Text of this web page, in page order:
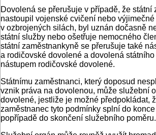
Dovolená se přerušuje v případě, že státní
nastoupil vojenské cvičení nebo
v ozbrojených silách, byl uznán dočasně
státní služby nebo ošetřuje nemocného
státní zaměstnankyně se přerušuje také
a rodičovské dovolené a dovolená
nástupem rodičovské dovolené.
Státnímu zaměstnanci, který doposud
vznik práva na dovolenou, může služební
dovolené, jestliže je možné předpokládat,
zaměstnanec tyto podmínky splní do
popřípadě do skončení služebního poměru.